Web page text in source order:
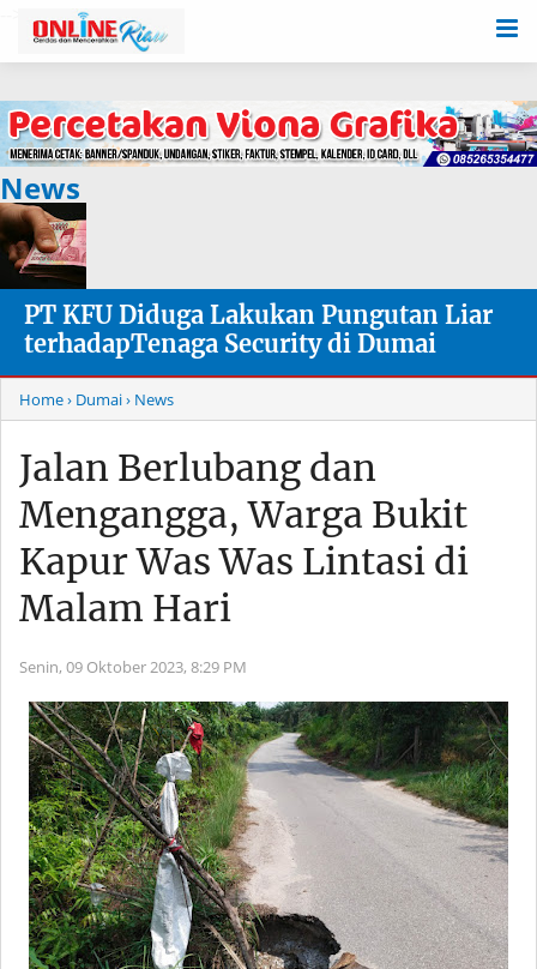
News
PT KFU Diduga Lakukan Pungutan Liar
terhadapTenaga Security di Dumai
Home› Dumai› News
Jalan Berlubang dan
Mengangga, Warga Bukit
Kapur Was Was Lintasi di
Malam Hari
Senin, 09 Oktober 2023, 8:29 PM